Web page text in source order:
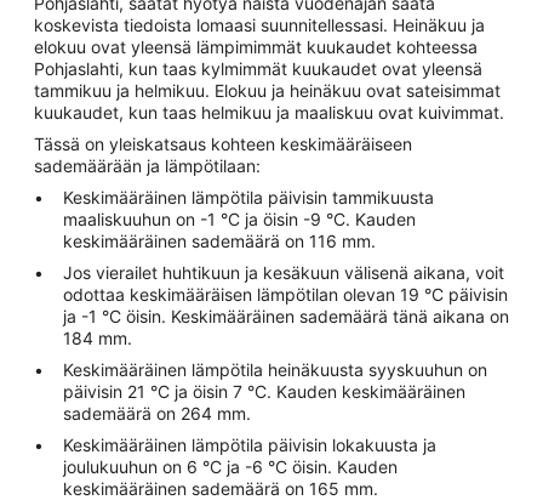
koskevista tiedoista lomaasi suunnitellessasi. Heinäkuu ja
elokuu ovat yleensä lämpimimmät kuukaudet kohteessa
Pohjaslahti, kun taas kylmimmät kuukaudet ovat yleensä
tammikuu ja helmikuu. Elokuu ja heinäkuu ovat sateisimmat
kuukaudet, kun taas helmikuu ja maaliskuu ovat kuivimmat.
Tässä on yleiskatsaus kohteen keskimääräiseen
sademäärään ja lämpötilaan:
Keskimääräinen lämpötila päivisin tammikuusta
maaliskuuhun on -1 °C ja öisin -9 °C. Kauden
keskimääräinen sademäärä on 116 mm.
Jos vierailet huhtikuun ja kesäkuun välisenä aikana, voit
odottaa keskimääräisen lämpötilan olevan 19 °C päivisin
ja -1 °C öisin. Keskimääräinen sademäärä tänä aikana on
184 mm.
Keskimääräinen lämpötila heinäkuusta syyskuuhun on
päivisin 21 °C ja öisin 7 °C. Kauden keskimääräinen
sademäärä on 264 mm.
Keskimääräinen lämpötila päivisin lokakuusta ja
joulukuuhun on 6 °C ja -6 °C öisin. Kauden
keskimääräinen sademäärä on 165 mm.